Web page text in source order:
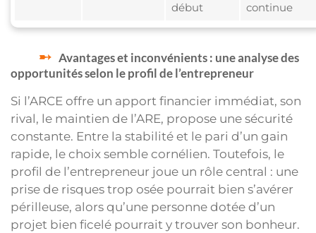
début
continue
Avantages et inconvénients : une analyse des
opportunités selon le profil de l’entrepreneur
Si l’ARCE offre un apport financier immédiat, son
rival, le maintien de l’ARE, propose une sécurité
constante. Entre la stabilité et le pari d’un gain
rapide, le choix semble cornélien. Toutefois, le
profil de l’entrepreneur joue un rôle central : une
prise de risques trop osée pourrait bien s’avérer
périlleuse, alors qu’une personne dotée d’un
projet bien ficelé pourrait y trouver son bonheur.